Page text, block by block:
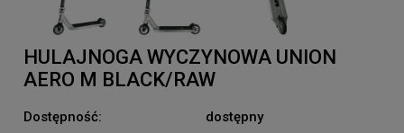
HULAJNOGA WYCZYNOWA UNION
AERO M BLACK/RAW
Dostępność:
dostępny